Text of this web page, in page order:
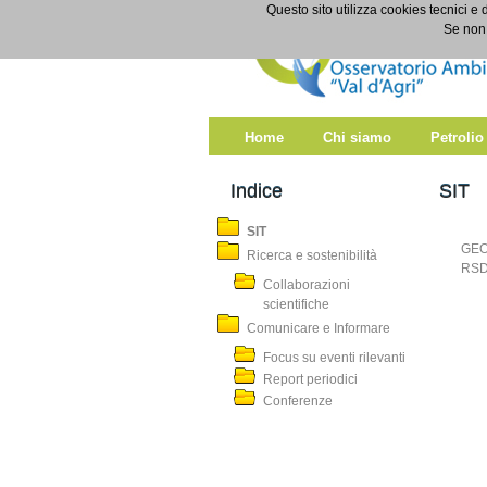
Home Chi siamo
Indice
SIT
Ricerca e sostenibilità
Collaborazioni
scientifiche
Comunicare e Informare
Focus su eventi rilevanti
Report periodici
Conferenze
SIT
Questo sito utilizza cookies tecnici e
Se